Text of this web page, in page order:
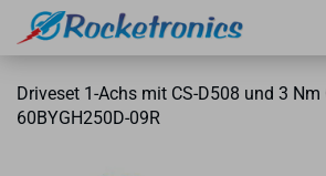
Dri­ve­set 1-​Achs mit CS-​D508 und 3
60BYGH250D-​09R